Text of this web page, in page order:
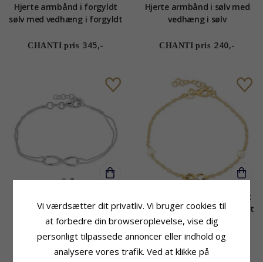
Hjerte armbånd i forgyldt
sølv med vedhæng i forgyldt
CHANTI pris 345,-
Hjerte armbånd i sølv med
vedhæng i sølv
CHANTI pris 240,-
CHANTI pris 350,-
Infinity armbånd i forgyldt
sølv med vedhæng i forgyldt
sølv
CHANTI pris 345,-
Vi værdsætter dit privatliv. Vi bruger cookies til
at forbedre din browseroplevelse, vise dig
personligt tilpassede annoncer eller indhold og
analysere vores trafik. Ved at klikke på